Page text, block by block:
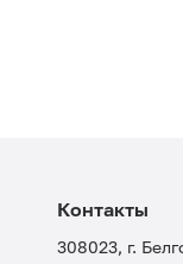
Контакты
308023, г.